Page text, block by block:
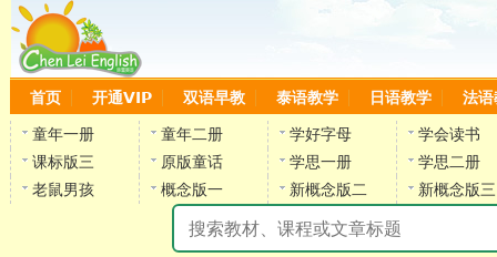
首页 开通VIP 双语早教 泰语教学 日语教学 法语
童年一册 童年二册 学好字母
学会读书
课标版三
原版童话 学思一册
学思二册
老鼠男孩
概念版一 新概念版二 新概念版三